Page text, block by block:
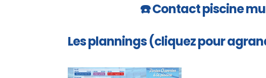
☎️ Contact piscine
Les plannings (cliquez pour